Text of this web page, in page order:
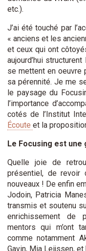
etc.).
J’ai été touché par
« anciens et les
et ceux qui ont
aujourd’hui
se mettent en oeuvre
sa pérennité. Je me
le paysage du
l’importance
cotés de l’Institut
Écoute et la
Le Focusing est une
Quelle joie de
présentiel, de revoir
nouveaux ! De enfin
Jodoin, Patricia
transmis et soutenu
enrichissement de
mentors qui m’ont
comme notamment
Gavin, Mia Leijssen, et